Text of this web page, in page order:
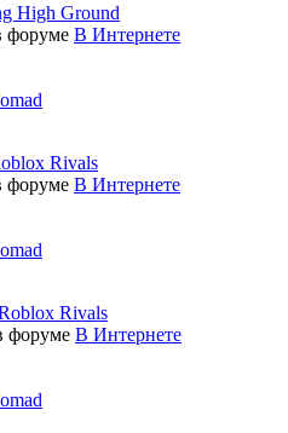
High Ground
форуме В Интернете
Rivals
форуме В Интернете
Rivals
форуме В Интернете